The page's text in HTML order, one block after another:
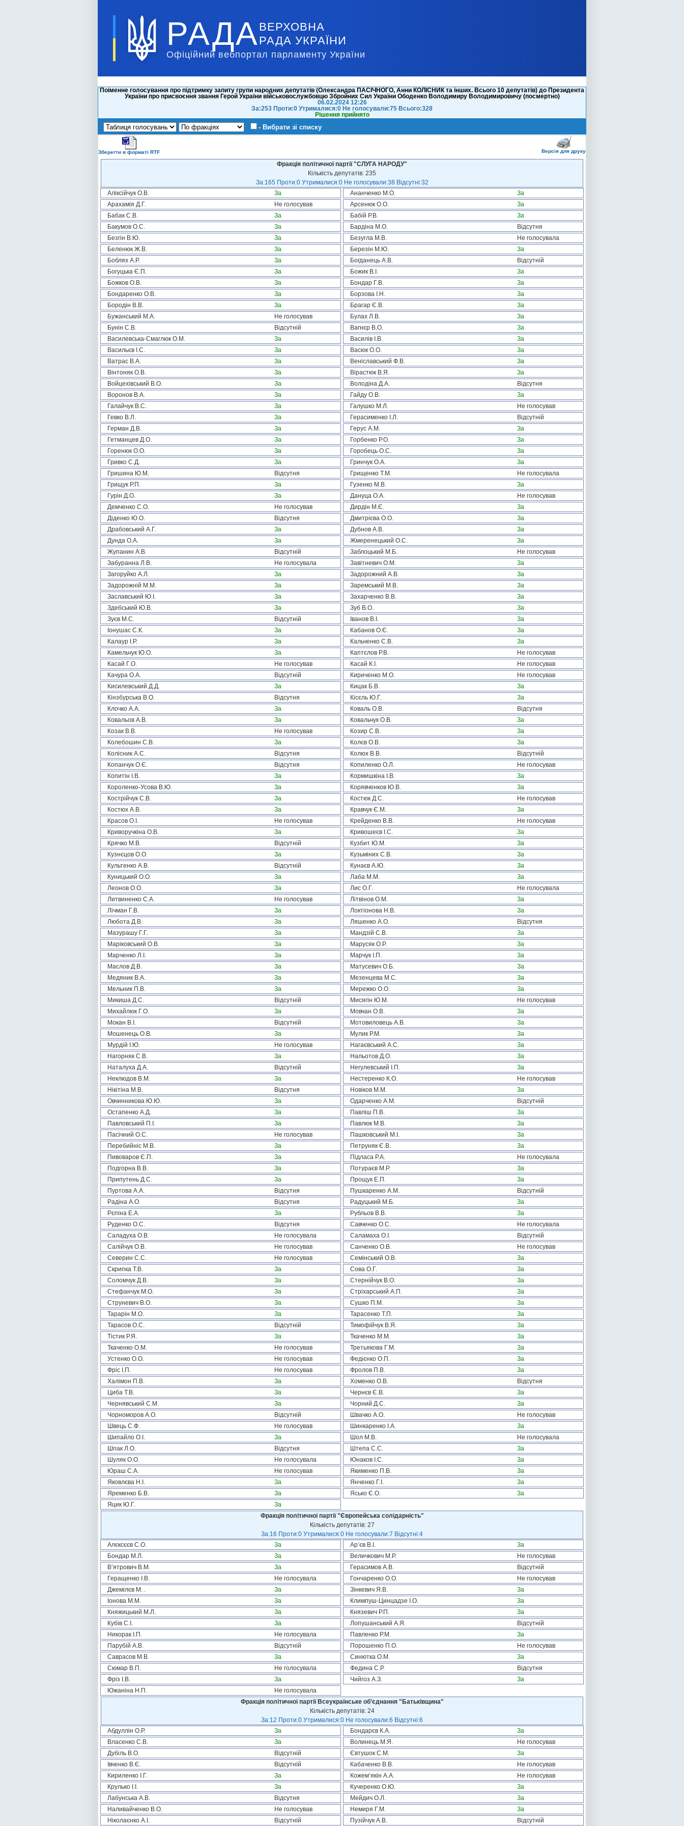
РАДА ВЕРХОВНА
РАДА УКРАЇНИ
Офіційний вебпортал парламенту України
Поіменне голосування про підтримку запиту групи народних депутатів (Олександра ПАСІЧНОГО, Анни КОЛІСНИК та інших. Всього 10 депутатів) до Президента
України про присвоєння звання Герой України військовослужбовцю Збройних Сил України Ободенко Володимиру Володимировичу (посмертно)
06.02.2024 12:26
За:253 Проти:0 Утрималися:0 Не голосували:75 Всього:328
Рішення прийнято
- Вибрати зі списку
Зберегти в форматі RTF Версія для друку
Фракція політичної партії "СЛУГА НАРОДУ"
Кількість депутатів: 235
За:165 Проти:0 Утрималися:0 Не голосували:38 Відсутні:32
Аліксійчук О.В.
За Ананченко М.О.
За
Арахамія Д.Г.
Не голосував Арсенюк О.О.
За
Бабак С.В.
За Бабій Р.В.
За
Бакумов О.С.
За Бардіна М.О.
Відсутня
Безгін В.Ю.
За Безугла М.В.
Не голосувала
Беленюк Ж.В.
За Березін М.Ю.
За
Боблях А.Р.
За Богданець А.В.
Відсутній
Богуцька Є.П.
За Божик В.І.
За
Божков О.В.
За Бондар Г.В.
За
Бондаренко О.В.
За Борзова І.Н.
За
Бородін В.В.
За Брагар Є.В.
За
Бужанський М.А.
Не голосував Булах Л.В.
За
Бунін С.В.
Відсутній Вагнєр В.О.
За
Василевська-Смаглюк О.М.
За Василів І.В.
За
Васильєв І.С.
За Васюк О.О.
За
Ватрас В.А.
За Веніславський Ф.В.
За
Вінтоняк О.В.
За Вірастюк В.Я.
За
Войцехівський В.О.
За Володіна Д.А.
Відсутня
Воронов В.А.
За Гайду О.В.
За
Галайчук В.С.
За Галушко М.Л.
Не голосував
Гевко В.Л.
За Герасименко І.Л.
Відсутній
Герман Д.В.
За Герус А.М.
За
Гетманцев Д.О.
За Горбенко Р.О.
За
Горенюк О.О.
За Горобець О.С.
За
Гривко С.Д.
За Гринчук О.А.
За
Гришина Ю.М.
Відсутня Грищенко Т.М.
Не голосувала
Грищук Р.П.
За Гузенко М.В.
За
Гурін Д.О.
За Дануца О.А.
Не голосував
Демченко С.О.
Не голосував Дирдін М.Є.
За
Діденко Ю.О.
Відсутня Дмитрієва О.О.
За
Драбовський А.Г.
За Дубнов А.В.
За
Дунда О.А.
За Жмеренецький О.С.
За
Жупанин А.В.
Відсутній Заблоцький М.Б.
Не голосував
Забуранна Л.В.
Не голосувала Завітневич О.М.
За
Загоруйко А.Л.
За Задорожний А.В.
За
Задорожній М.М.
За Заремський М.В.
За
Заславський Ю.І.
За Захарченко В.В.
За
Здебський Ю.В.
За Зуб В.О.
За
Зуєв М.С.
Відсутній Іванов В.І.
За
Іонушас С.К.
За Кабанов О.Є.
За
Калаур І.Р.
За Кальченко С.В.
За
Камельчук Ю.О.
За Каптєлов Р.В.
Не голосував
Касай Г.О.
Не голосував Касай К.І.
Не голосував
Качура О.А.
Відсутній Кириченко М.О.
Не голосував
Кисилевський Д.Д.
За Кицак Б.В.
За
Кінзбурська В.О.
Відсутня Кісєль Ю.Г.
За
Клочко А.А.
За Коваль О.В.
Відсутня
Ковальов А.В.
За Ковальчук О.В.
За
Козак В.В.
Не голосував Козир С.В.
За
Колебошин С.В.
За Колєв О.В.
За
Колісник А.С.
Відсутня Колюх В.В.
Відсутній
Копанчук О.Є.
Відсутня Копиленко О.Л.
Не голосував
Копитін І.В.
За Кормишкіна І.В.
За
Короленко-Усова В.Ю.
За Корявченков Ю.В.
За
Кострійчук С.В.
За Костюк Д.С.
Не голосував
Костюх А.В.
За Кравчук Є.М.
За
Красов О.І.
Не голосував Крейденко В.В.
Не голосував
Криворучкіна О.В.
За Кривошеєв І.С.
За
Крячко М.В.
Відсутній Кузбит Ю.М.
За
Кузнєцов О.О.
За Кузьміних С.В.
За
Культенко А.В.
Відсутній Кунаєв А.Ю.
За
Куницький О.О.
За Лаба М.М.
За
Леонов О.О.
За Лис О.Г.
Не голосувала
Литвиненко С.А.
Не голосував Літвінов О.М.
За
Лічман Г.В.
За Локтіонова Н.В.
За
Любота Д.В.
За Ляшенко А.О.
Відсутня
Мазурашу Г.Г.
За Мандзій С.В.
За
Маріковський О.В.
За Марусяк О.Р.
За
Марченко Л.І.
За Марчук І.П.
За
Маслов Д.В.
За Матусевич О.Б.
За
Медяник В.А.
За Мезенцева М.С.
За
Мельник П.В.
За Мережко О.О.
За
Микиша Д.С.
Відсутній Мисягін Ю.М.
Не голосував
Михайлюк Г.О.
За Мовчан О.В.
За
Мокан В.І.
Відсутній Мотовиловець А.В.
За
Мошенець О.В.
За Мулик Р.М.
За
Мурдій І.Ю.
Не голосував Нагаєвський А.С.
За
Нагорняк С.В.
За Нальотов Д.О.
За
Наталуха Д.А.
Відсутній Негулевський І.П.
За
Неклюдов В.М.
За Нестеренко К.О.
Не голосував
Нікітіна М.В.
Відсутня Новіков М.М.
За
Овчинникова Ю.Ю.
За Одарченко А.М.
Відсутній
Остапенко А.Д.
За Павліш П.В.
За
Павловський П.І.
За Павлюк М.В.
За
Пасічний О.С.
Не голосував Пашковський М.І.
За
Перебийніс М.В.
За Петруняк Є.В.
За
Пивоваров Є.П.
За Підласа Р.А.
Не голосувала
Подгорна В.В.
За Потураєв М.Р.
За
Припутень Д.С.
За Прощук Е.П.
За
Пуртова А.А.
Відсутня Пушкаренко А.М.
Відсутній
Радіна А.О.
Відсутня Радуцький М.Б.
За
Рєпіна Е.А.
За Рубльов В.В.
За
Руденко О.С.
Відсутня Савченко О.С.
Не голосувала
Саладуха О.В.
Не голосувала Саламаха О.І.
Відсутній
Салійчук О.В.
Не голосував Санченко О.В.
Не голосував
Северин С.С.
Не голосував Семінський О.В.
За
Скрипка Т.В.
За Сова О.Г.
За
Соломчук Д.В.
За Стернійчук В.О.
За
Стефанчук М.О.
За Стріхарський А.П.
За
Струневич В.О.
За Сушко П.М.
За
Тарарін М.О.
За Тарасенко Т.П.
За
Тарасов О.С.
Відсутній Тимофійчук В.Я.
За
Тістик Р.Я.
За Ткаченко М.М.
За
Ткаченко О.М.
Не голосував Третьякова Г.М.
За
Устенко О.О.
Не голосував Федієнко О.П.
За
Фріс І.П.
Не голосував Фролов П.В.
За
Халімон П.В.
За Хоменко О.В.
Відсутня
Циба Т.В.
За Чернєв Є.В.
За
Чернявський С.М.
За Чорний Д.С.
За
Чорноморов А.О.
Відсутній Швачко А.О.
Не голосував
Швець С.Ф.
Не голосував Шинкаренко І.А.
За
Шипайло О.І.
За Шол М.В.
Не голосувала
Шпак Л.О.
Відсутня Штепа С.С.
За
Шуляк О.О.
Не голосувала Юнаков І.С.
За
Юраш С.А.
Не голосував Якименко П.В.
За
Яковлєва Н.І.
За Янченко Г.І.
За
Яременко Б.В.
За Ясько Є.О.
За
Яцик Ю.Г.
За
Фракція політичної партії "Європейська солідарність"
Кількість депутатів: 27
За:16 Проти:0 Утрималися:0 Не голосували:7 Відсутні:4
Алєксєєв С.О.
За Ар’єв В.І.
За
Бондар М.Л.
За Величкович М.Р.
Не голосував
В’ятрович В.М.
За Герасимов А.В.
Відсутній
Геращенко І.В.
Не голосувала Гончаренко О.О.
Не голосував
Джемілєв М. .
За Зінкевич Я.В.
За
Іонова М.М.
За Климпуш-Цинцадзе І.О.
За
Княжицький М.Л.
За Князевич Р.П.
За
Кубів С.І.
За Лопушанський А.Я.
Відсутній
Никорак І.П.
Не голосувала Павленко Р.М.
За
Парубій А.В.
Відсутній Порошенко П.О.
Не голосував
Саврасов М.В.
За Синютка О.М.
За
Сюмар В.П.
Не голосувала Федина С.Р.
Відсутня
Фріз І.В.
За Чийгоз А.З.
За
Южаніна Н.П.
Не голосувала
Фракція політичної партії Всеукраїнське об’єднання "Батьківщина"
Кількість депутатів: 24
За:12 Проти:0 Утрималися:0 Не голосували:6 Відсутні:6
Абдуллін О.Р.
За Бондарєв К.А.
За
Власенко С.В.
За Волинець М.Я.
Не голосував
Дубіль В.О.
Відсутній Євтушок С.М.
За
Івченко В.Є.
Відсутній Кабаченко В.В.
Не голосував
Кириленко І.Г.
За Кожем’якін А.А.
Не голосував
Крулько І.І.
За Кучеренко О.Ю.
За
Лабунська А.В.
Відсутня Мейдич О.Л.
За
Наливайченко В.О.
Не голосував Немиря Г.М.
За
Ніколаєнко А.І.
Відсутній Пузійчук А.В. Відсутній